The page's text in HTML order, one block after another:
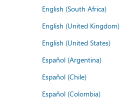
English (South Africa)
English (United Kingdom)
English (United States)
Español (Argentina)
Español (Chile)
Español (Colombia)